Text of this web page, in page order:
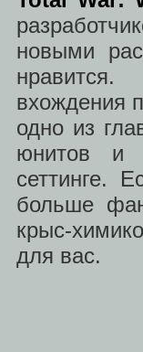
новыми
вхождения
одно из
юнитов и
сеттинге.
больше
крыс-
для вас.